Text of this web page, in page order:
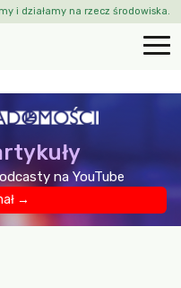
i działamy na rzecz środowiska.
na YouTube
→